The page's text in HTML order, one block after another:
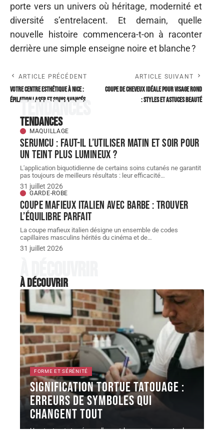
porte vers un univers où héritage, modernité et
diversité s’entrelacent. Et demain, quelle
nouvelle histoire commencera-t-on à raconter
derrière une simple enseigne noire et blanche ?
ARTICLE PRÉCÉDENT
Votre centre esthétique à Nice :
épilation laser et soins avancés
ARTICLE SUIVANT
Coupe de cheveux idéale pour visage rond
: styles et astuces beauté
Tendances
Tendances
MAQUILLAGE
Serumcu : faut-il l’utiliser matin et soir pour
un teint plus lumineux ?
L'application biquotidienne de certains soins cutanés ne garantit
pas toujours de meilleurs résultats : leur efficacité…
31 juillet 2026
GARDE-ROBE
Coupe mafieux italien avec barbe : trouver
l’équilibre parfait
La coupe mafieux italien désigne un ensemble de codes
capillaires masculins hérités du cinéma et de…
31 juillet 2026
À découvrir
À découvrir
FORME ET SÉRÉNITÉ
Signification tortue TATOUAGE :
erreurs de symboles qui
changent tout
Une tortue tatouée sur l'avant-bras peut raconter la